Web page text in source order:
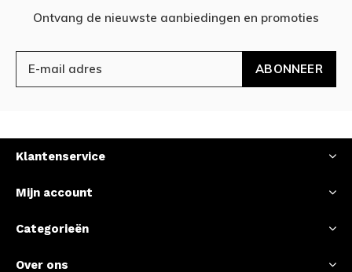
Ontvang de nieuwste aanbiedingen en promoties
ABONNEER
Klantenservice
Mijn account
Categorieën
Over ons